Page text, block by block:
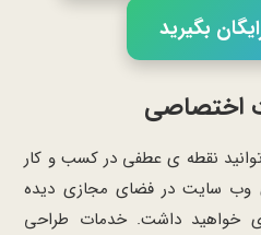
بگیرید
اختصاصی
توانید نقطه ی عطفی در کسب و کار
وب سایت در فضای مجازی دیده
خواهید داشت. خدمات طراحی